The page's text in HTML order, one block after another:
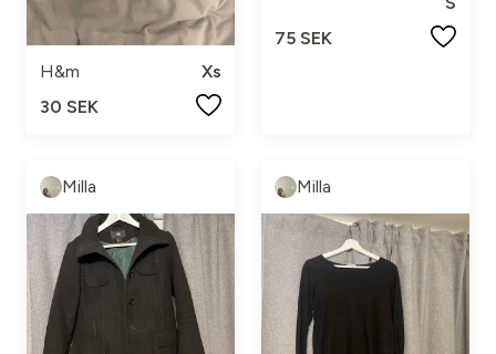
H&m
Xs
30 SEK
75 SEK
Milla Milla